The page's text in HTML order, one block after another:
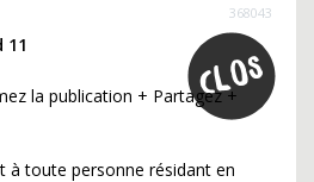
368043
11
la publication + Partagez +
à toute personne résidant en